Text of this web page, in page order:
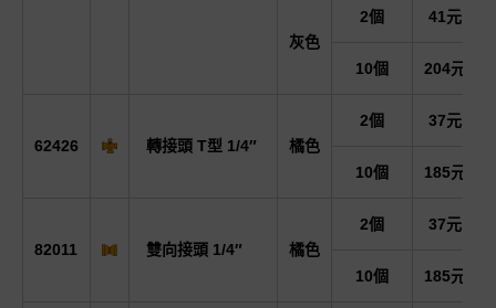
灰色
2個 41元
10個 204元
62426 轉接頭 T型 1/4″ 橘色
2個 37元
10個 185元
82011 雙向接頭 1/4″ 橘色
2個 37元
10個 185元